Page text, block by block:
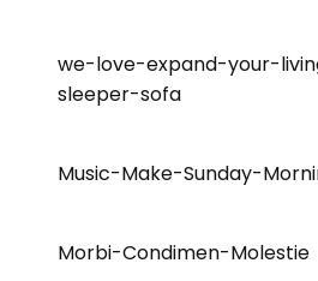
we-love-expand-your-
sleeper-sofa
Music-Make-Sunday-
Morbi-Condimen-Molestie